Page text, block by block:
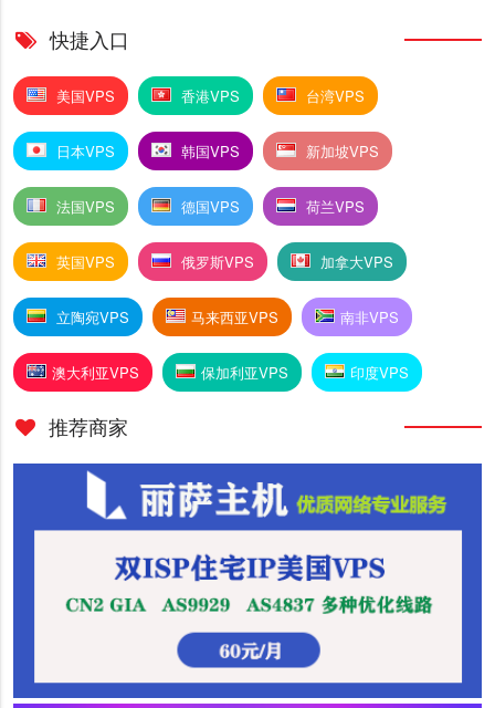
快捷入口
美国VPS 香港VPS 台湾VPS
日本VPS 韩国VPS 新加坡VPS
法国VPS 德国VPS 荷兰VPS
英国VPS 俄罗斯VPS 加拿大VPS
立陶宛VPS 马来西亚VPS 南非VPS
澳大利亚VPS 保加利亚VPS 印度VPS
推荐商家